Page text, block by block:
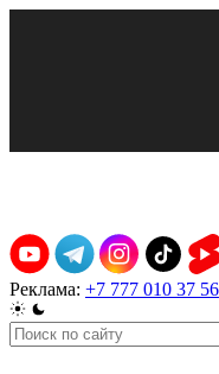
Реклама: +7 777 010 37 56